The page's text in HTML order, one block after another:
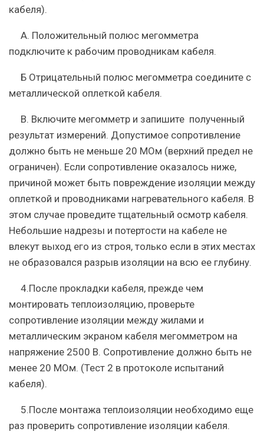
кабеля).
A. Положительный полюс мегомметра
подключите к рабочим проводникам кабеля.
Б Отрицательный полюс мегомметра соедините с
металлической оплеткой кабеля.
B. Включите мегомметр и запишите полученный
результат измерений. Допустимое сопротивление
должно быть не меньше 20 МОм (верхний предел не
ограничен). Если сопротивление оказалось ниже,
причиной может быть повреждение изоляции между
оплеткой и проводниками нагревательного кабеля. В
этом случае проведите тщательный осмотр кабеля.
Небольшие надрезы и потертости на кабеле не
влекут выход его из строя, только если в этих местах
не образовался разрыв изоляции на всю ее глубину.
4.После прокладки кабеля, прежде чем
монтировать теплоизоляцию, проверьте
сопротивление изоляции между жилами и
металлическим экраном кабеля мегомметром на
напряжение 2500 В. Сопротивление должно быть не
менее 20 МОм. (Тест 2 в протоколе испытаний
кабеля).
5.После монтажа теплоизоляции необходимо еще
раз проверить сопротивление изоляции кабеля.